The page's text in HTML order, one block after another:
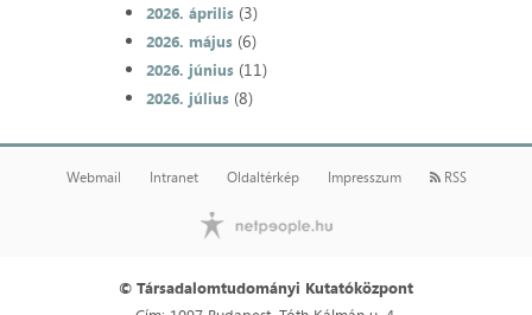
2026. április(3)
2026. május(6)
2026. június(11)
2026. július(8)
Webmail Intranet Oldaltérkép Impresszum RSS
© Társadalomtudományi Kutatóközpont